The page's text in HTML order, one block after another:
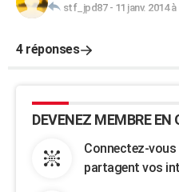
stf_jpd87- 11 janv. 2014 à
4 réponses
DEVENEZ MEMBRE EN
Connectez-vous
partagent vos